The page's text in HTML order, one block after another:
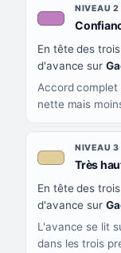
NIVEAU 2
En tête des
d'avance sur
Accord complet
nette mais
NIVEAU 3
Très
En tête des
d'avance sur
L'avance se lit
dans les trois